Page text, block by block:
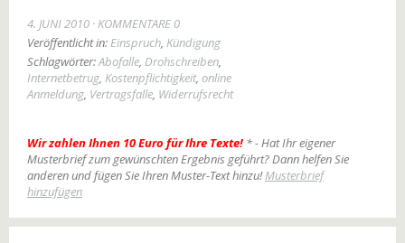
4. JUNI 2010 KOMMENTARE 0
Veröffentlicht in:Einspruch, Kündigung
Schlagwörter:Abofalle, Drohschreiben,
Internetbetrug, Kostenpflichtigkeit, online
Anmeldung, Vertragsfalle, Widerrufsrecht
Wir zahlen Ihnen 10 Euro für Ihre Texte! * - Hat Ihr eigener
Musterbrief zum gewünschten Ergebnis geführt? Dann helfen Sie
anderen und fügen Sie Ihren Muster-Text hinzu!Musterbrief
hinzufügen